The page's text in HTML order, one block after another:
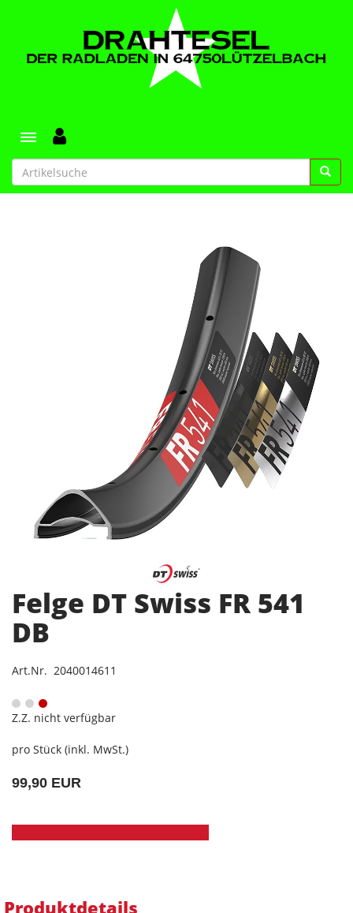
Toggle navigation
Felge DT Swiss FR 541
DB
Art.Nr. 2040014611
Z.Z. nicht verfügbar
pro Stück (inkl. MwSt.)
99,90 EUR
Produktdetails